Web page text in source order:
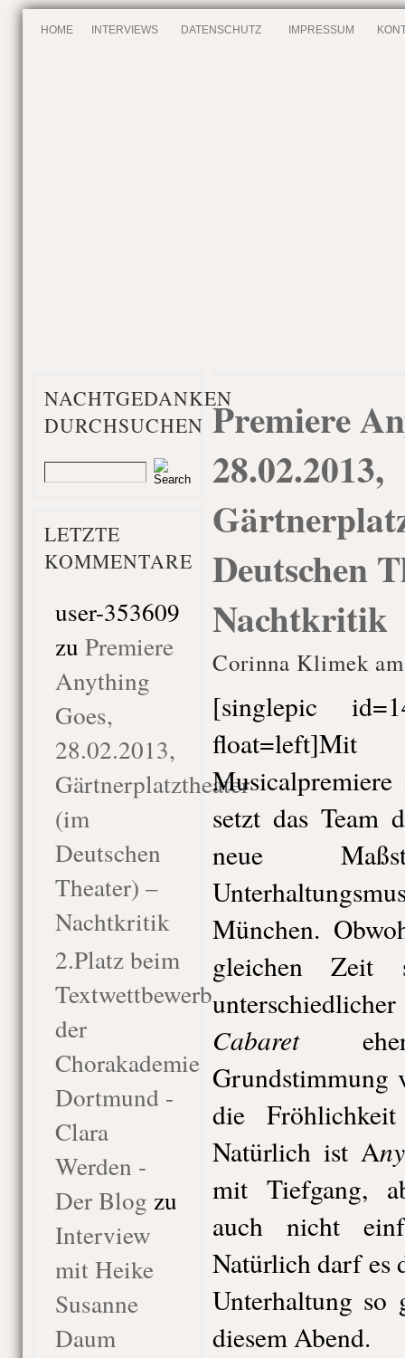
HOME INTERVIEWS DATENSCHUTZ IMPRESSUM
NACHTGEDANKEN
DURCHSUCHEN
LETZTE
KOMMENTARE
user-353609
zu Premiere
Anything
Goes,
28.02.2013,
Gärtnerplatztheater
(im
Deutschen
Theater) –
Nachtkritik
2.Platz beim
Textwettbewerb
der
Chorakademie
Dortmund -
Clara
Werden -
Der Blog zu
Interview
mit Heike
Susanne
Daum
Premiere
28.02.2013,
Deutschen
Nachtkritik
Corinna Klimek
[singlepic
setzt das Team
neue
München.
gleichen Zeit
Cabareteher
Grundstimmung
die
Natürlich ist A
mit Tiefgang,
auch nicht
Natürlich darf es
Unterhaltung so
diesem Abend.